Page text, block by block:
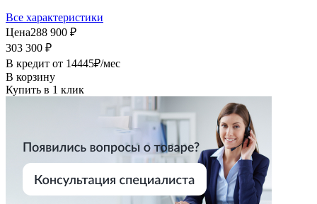
Все характеристики
Цена288 900 ₽
303 300 ₽
В кредит от 14445₽/мес
В корзину
Купить в 1 клик